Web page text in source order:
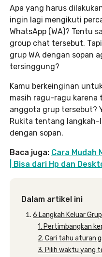
Apa yang harus
ingin lagi mengikuti
WhatsApp (WA)? Tentu
group chat tersebut.
grup WA dengan sopan
tersinggung?
Kamu berkeinginan
masih ragu-ragu karena
anggota grup tersebut?
Rukita tentang langkah-
dengan sopan.
Baca juga: Cara Mudah
| Bisa dari Hp dan
Dalam artikel ini
6 Langkah Keluar
1. Pertimbangkan
2. Cari tahu aturan
3. Pilih waktu yang